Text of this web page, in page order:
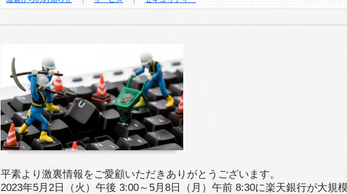
平素より激裏情報をご愛顧いただきありがとうございます。
2023年5月2日（火）午後 3:00～5月8日（月）午前 8:30に楽天銀行が大規